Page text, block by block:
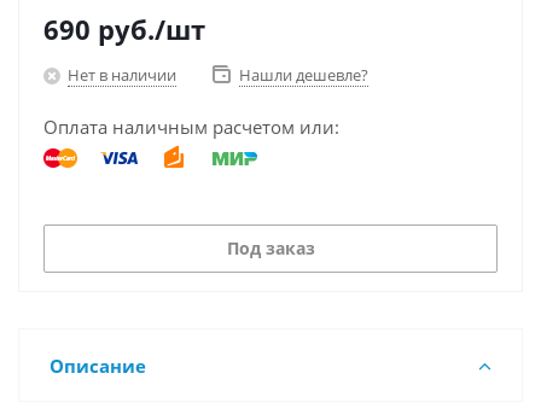
690 руб./шт
Нет в наличии Нашли дешевле?
Оплата наличным расчетом или:
Под заказ
Описание